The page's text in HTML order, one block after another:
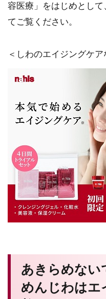
容医療」をはじめとし
てご覧ください。
＜しわのエイジングケア
あきらめない
めんじわはエ